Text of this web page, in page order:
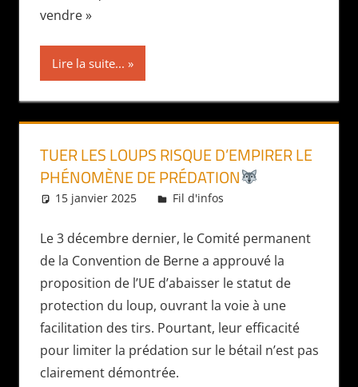
vendre »
Lire la suite...
TUER LES LOUPS RISQUE D’EMPIRER LE
PHÉNOMÈNE DE PRÉDATION
15 janvier 2025 Daniel
Fil d'infos
Le 3 décembre dernier, le Comité permanent
de la Convention de Berne a approuvé la
proposition de l’UE d’abaisser le statut de
protection du loup, ouvrant la voie à une
facilitation des tirs. Pourtant, leur efficacité
pour limiter la prédation sur le bétail n’est pas
clairement démontrée.